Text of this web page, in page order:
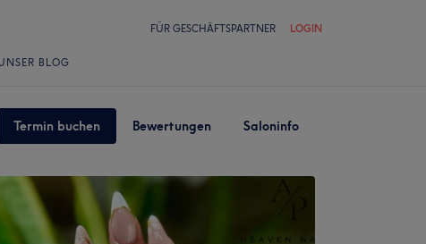
FÜR GESCHÄFTSPARTNER LOGIN
BLOG
Termin buchen Bewertungen Saloninfo